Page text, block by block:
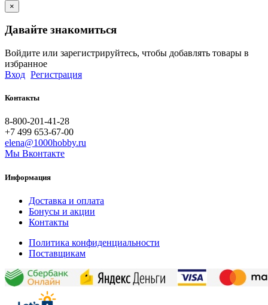
×
Давайте знакомиться
Войдите или зарегистрируйтесь, чтобы добавлять товары в
избранное
Вход Регистрация
Контакты
8-800-201-41-28
+7 499 653-67-00
elena@1000hobby.ru
Мы Вконтакте
Информация
Доставка и оплата
Бонусы и акции
Контакты
Политика конфиденциальности
Поставщикам